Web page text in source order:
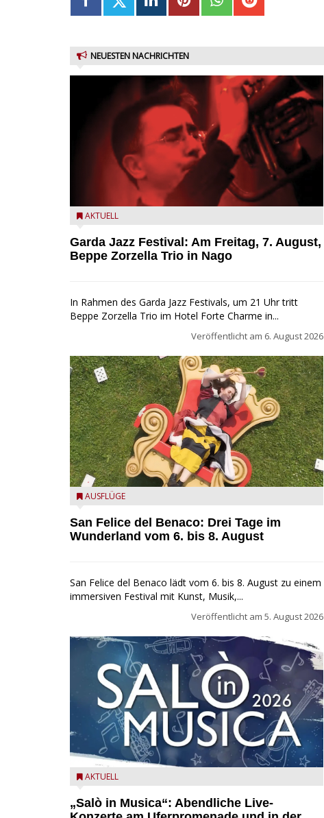
NEUESTEN NACHRICHTEN
Beppe Zorzella Trio zu Gast beim Garda Jazz Festival
AKTUELL
Garda Jazz Festival: Am Freitag, 7. August,
Beppe Zorzella Trio in Nago
In Rahmen des Garda Jazz Festivals, um 21 Uhr tritt
Beppe Zorzella Trio im Hotel Forte Charme in...
Veröffentlicht am 6. August 2026
San Felice del Benaco: Drei Tage im Wunderland
AUSFLÜGE
San Felice del Benaco: Drei Tage im
Wunderland vom 6. bis 8. August
San Felice del Benaco lädt vom 6. bis 8. August zu einem
immersiven Festival mit Kunst, Musik,...
Veröffentlicht am 5. August 2026
Salò in Musica 2026
AKTUELL
„Salò in Musica“: Abendliche Live-